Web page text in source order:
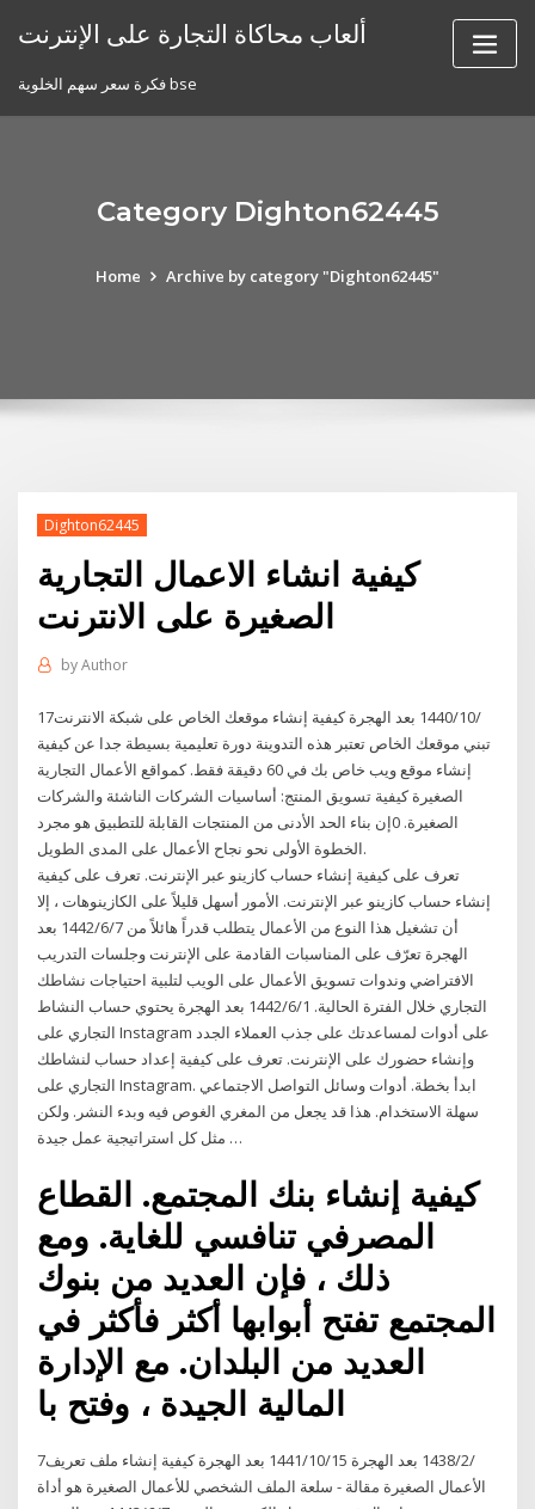
ألعاب محاكاة التجارة على الإنترنت
فكرة سعر سهم الخلوية bse
Category Dighton62445
Home Archive by category "Dighton62445"
Dighton62445
كيفية انشاء الاعمال التجارية
الصغيرة على الانترنت
byAuthor
17‏‏/10‏‏/1440 بعد الهجرة كيفية إنشاء موقعك الخاص على شبكة الانترنت
تبني موقعك الخاص تعتبر هذه التدوينة دورة تعليمية بسيطة جدا عن كيفية
إنشاء موقع ويب خاص بك في 60 دقيقة فقط. كمواقع الأعمال التجارية
الصغيرة كيفية تسويق المنتج: أساسيات الشركات الناشئة والشركات
الصغيرة. 0إن بناء الحد الأدنى من المنتجات القابلة للتطبيق هو مجرد
الخطوة الأولى نحو نجاح الأعمال على المدى الطويل.
تعرف على كيفية إنشاء حساب كازينو عبر الإنترنت. تعرف على كيفية
إنشاء حساب كازينو عبر الإنترنت. الأمور أسهل قليلاً على الكازينوهات ، إلا
أن تشغيل هذا النوع من الأعمال يتطلب قدراً هائلاً من 7‏‏/6‏‏/1442 بعد
الهجرة تعرّف على المناسبات القادمة على الإنترنت وجلسات التدريب
الافتراضي وندوات تسويق الأعمال على الويب لتلبية احتياجات نشاطك
التجاري خلال الفترة الحالية. 1‏‏/6‏‏/1442 بعد الهجرة يحتوي حساب النشاط
التجاري على Instagram على أدوات لمساعدتك على جذب العملاء الجدد
وإنشاء حضورك على الإنترنت. تعرف على كيفية إعداد حساب لنشاطك
التجاري على Instagram. ابدأ بخطة. أدوات وسائل التواصل الاجتماعي
سهلة الاستخدام. هذا قد يجعل من المغري الغوص فيه وبدء النشر. ولكن
مثل كل استراتيجية عمل جيدة …
كيفية إنشاء بنك المجتمع. القطاع
المصرفي تنافسي للغاية. ومع
ذلك ، فإن العديد من بنوك
المجتمع تفتح أبوابها أكثر فأكثر في
العديد من البلدان. مع الإدارة
المالية الجيدة ، وفتح با
7‏‏/2‏‏/1438 بعد الهجرة 15‏‏/10‏‏/1441 بعد الهجرة كيفية إنشاء ملف تعريف
الأعمال الصغيرة مقالة - سلعة الملف الشخصي للأعمال الصغيرة هو أداة